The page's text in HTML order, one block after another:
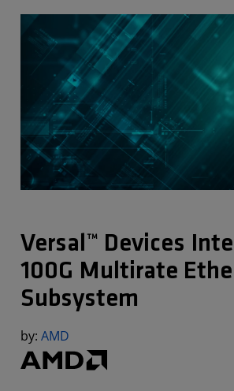
Versal™ Devices
100G Multirate
Subsystem
by: AMD